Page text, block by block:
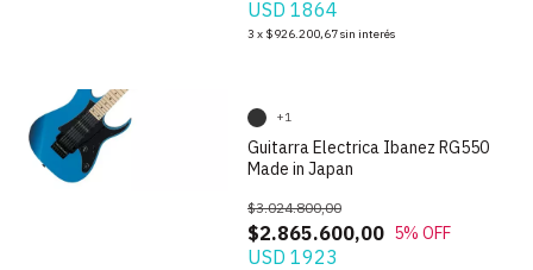
USD 1864
3 x $926.200,67sin interés
Guitarra Electrica Ibanez RG550
Made in Japan
$2.865.600,00
$3.024.800,00
5% OFF
USD 1923
+1